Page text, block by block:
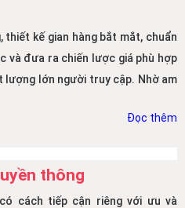
thiết kế gian hàng bắt mắt, chuẩn
và đưa ra chiến lược giá phù hợp
lớn người truy cập. Nhờ am
Đọc thêm
thông
cách tiếp cận riêng với ưu và